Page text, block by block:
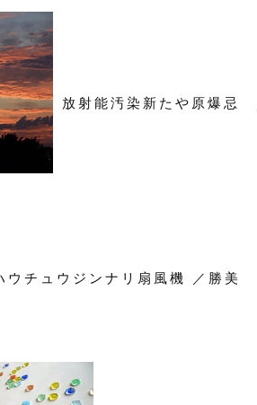
放射能汚染新たや原爆忌
ウチュウジンナリ扇風機 ／勝美